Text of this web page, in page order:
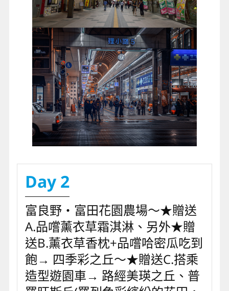
Day 2
富良野‧富田花園農場～★贈送
A.品嚐薰衣草霜淇淋、另外★贈
送B.薰衣草香枕+品嚐哈密瓜吃到
飽→ 四季彩之丘～★贈送C.搭乘
造型遊園車→ 路經美瑛之丘、普